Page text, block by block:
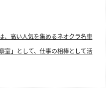
、高い人気を集めるネオクラ名車
室」として、仕事の相棒として活